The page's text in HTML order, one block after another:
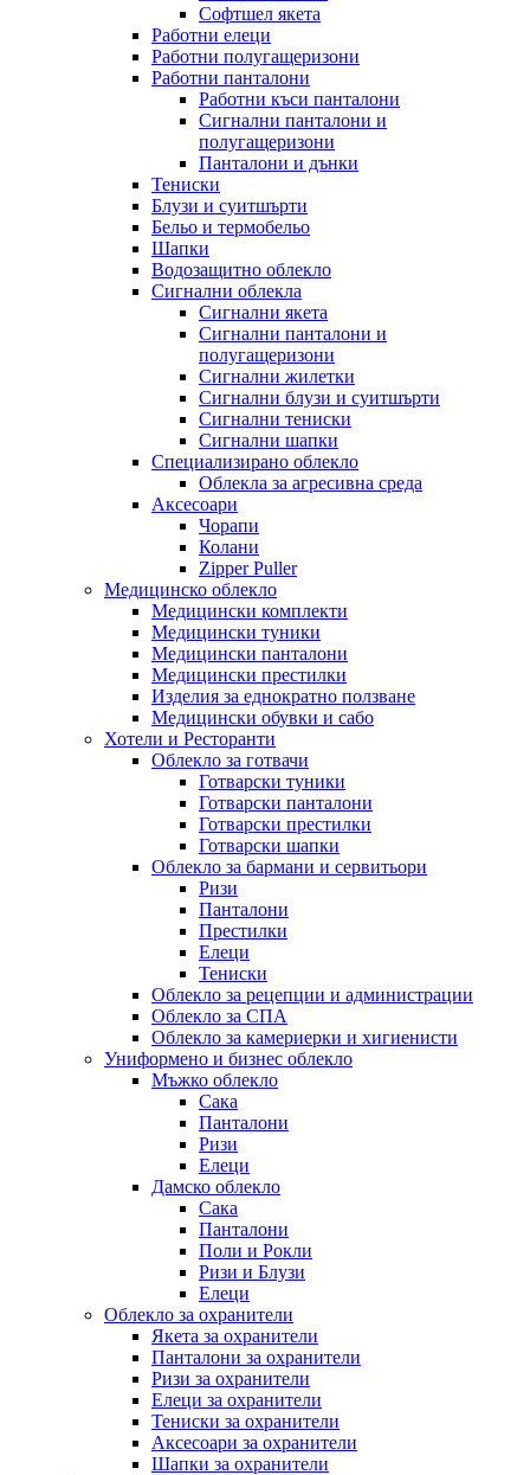
Софтшел якета
Работни елеци
Работни полугащеризони
Работни панталони
Работни къси панталони
Сигнални панталони и
полугащеризони
Панталони и дънки
Тениски
Блузи и суитшърти
Бельо и термобельо
Шапки
Водозащитно облекло
Сигнални облекла
Сигнални якета
Сигнални панталони и
полугащеризони
Сигнални жилетки
Сигнални блузи и суитшърти
Сигнални тениски
Сигнални шапки
Специализирано облекло
Облекла за агресивна среда
Аксесоари
Чорапи
Колани
Zipper Puller
Медицинско облекло
Медицински комплекти
Медицински туники
Медицински панталони
Медицински престилки
Изделия за еднократно ползване
Медицински обувки и сабо
Хотели и Ресторанти
Облекло за готвачи
Готварски туники
Готварски панталони
Готварски престилки
Готварски шапки
Облекло за бармани и сервитьори
Ризи
Панталони
Престилки
Елеци
Тениски
Облекло за рецепции и администрации
Облекло за СПА
Облекло за камериерки и хигиенисти
Униформено и бизнес облекло
Мъжко облекло
Сака
Панталони
Ризи
Елеци
Дамско облекло
Сака
Панталони
Поли и Рокли
Ризи и Блузи
Елеци
Облекло за охранители
Якета за охранители
Панталони за охранители
Ризи за охранители
Елеци за охранители
Тениски за охранители
Аксесоари за охранители
Шапки за охранители